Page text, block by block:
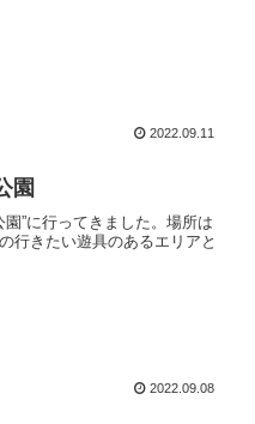
2022.09.11
園
”に行ってきました。場所は
行きたい遊具のあるエリアと
2022.09.08